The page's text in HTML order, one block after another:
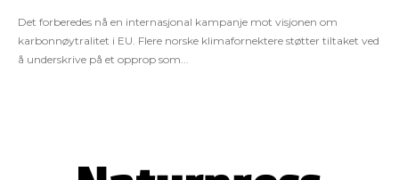
Det forberedes nå en internasjonal kampanje mot visjonen om
karbonnøytralitet i EU. Flere norske klimafornektere støtter tiltaket ved
å underskrive på et opprop som...